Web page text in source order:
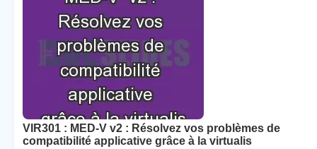
VIR301 : MED-V v2 : Résolvez vos problèmes de
compatibilité applicative grâce à la virtualis